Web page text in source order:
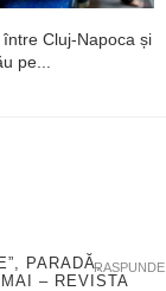
Cluj-Napoca și
pe...
PARADĂ,
– REVISTA
RASPUNDE